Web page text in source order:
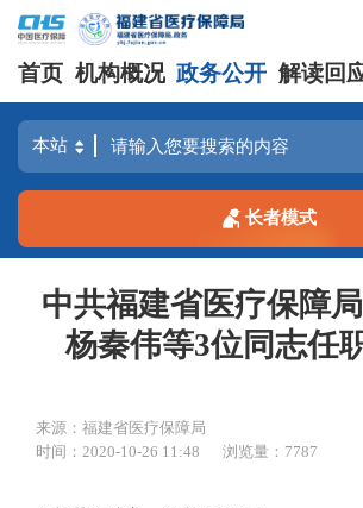
首页 机构概况 政务公开 解读回
长者模式
中共福建省医疗保障
杨秦伟等3位同志任
来源：福建省医疗保障局
时间：2020-10-26 11:48
浏览量：7787